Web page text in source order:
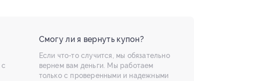
Смогу ли я вернуть купон?
Если что-то случится, мы обязательно
вернем вам деньги. Мы работаем
только с проверенными и надежными